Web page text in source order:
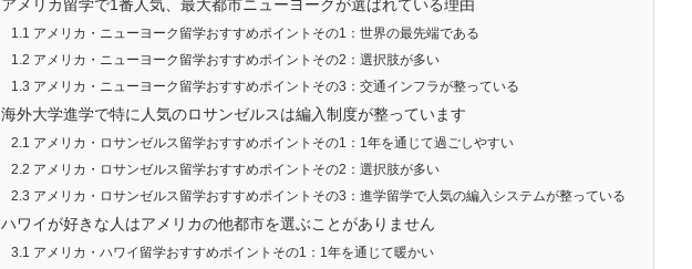
アメリカ留学で1番人気、最大都市ニューヨークが選ばれている理由
1.1 アメリカ・ニューヨーク留学おすすめポイントその1：世界の最先端である
1.2 アメリカ・ニューヨーク留学おすすめポイントその2：選択肢が多い
1.3 アメリカ・ニューヨーク留学おすすめポイントその3：交通インフラが整っている
海外大学進学で特に人気のロサンゼルスは編入制度が整っています
2.1 アメリカ・ロサンゼルス留学おすすめポイントその1：1年を通じて過ごしやすい
2.2 アメリカ・ロサンゼルス留学おすすめポイントその2：選択肢が多い
2.3 アメリカ・ロサンゼルス留学おすすめポイントその3：進学留学で人気の編入システムが整っている
ハワイが好きな人はアメリカの他都市を選ぶことがありません
3.1 アメリカ・ハワイ留学おすすめポイントその1：1年を通じて暖かい